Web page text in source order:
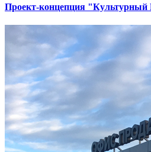
Проект-концепция "Культурный